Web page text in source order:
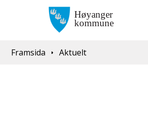
Du er her:
Framsida Aktuelt